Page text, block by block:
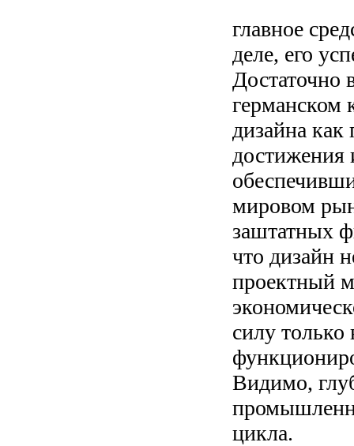
главное
деле, его
Достаточно
германском
дизайна
достижения
мировом
заштатных
что дизайн
проектный
силу только
Видимо,
цикла.